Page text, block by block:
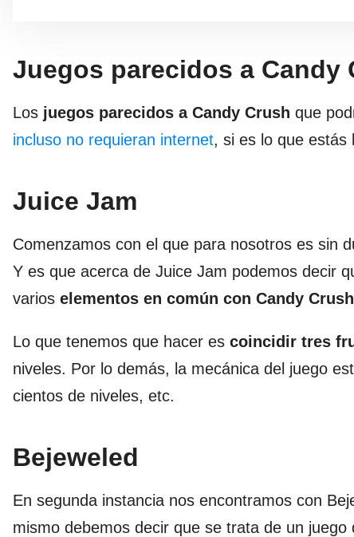
Juegos parecidos a Candy
Los juegos parecidos a Candy Crush que
incluso no requieran internet, si es lo que estás
Juice Jam
Comenzamos con el que para nosotros es sin
Y es que acerca de Juice Jam podemos decir
varios elementos en común con Candy
Lo que tenemos que hacer es coincidir tres
niveles. Por lo demás, la mecánica del juego
cientos de niveles, etc.
Bejeweled
En segunda instancia nos encontramos con
mismo debemos decir que se trata de un